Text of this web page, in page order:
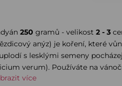
250 gramů - velikost 2 - 3
anýz) je koření, které
s lesklými semeny
verum). Používáte na
více